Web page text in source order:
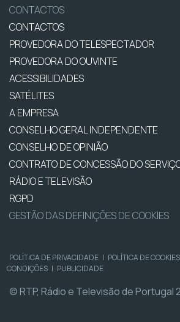
CONTACTOS
CONTACTOS
PROVEDORA DO TELESPECTADOR
PROVEDORA DO OUVINTE
ACESSIBILIDADES
SATÉLITES
A EMPRESA
CONSELHO GERAL INDEPENDENTE
CONSELHO DE OPINIÃO
CONTRATO DE CONCESSÃO DO
RÁDIO E TELEVISÃO
RGPD
GESTÃO DAS DEFINIÇÕES DE COOKIES
POLÍTICA DE PRIVACIDADE | POLÍTICA DE COOKIES
CONDIÇÕES | PUBLICIDADE
© RTP, Rádio e Televisão de Portugal